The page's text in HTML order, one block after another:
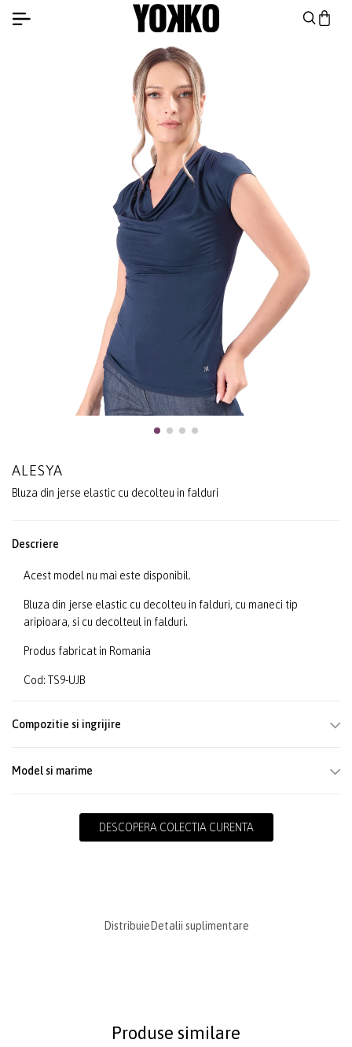
ALESYA
Bluza din jerse elastic cu decolteu in falduri
Descriere
Acest model nu mai este disponibil.
Bluza din jerse elastic cu decolteu in falduri, cu maneci tip
aripioara, si cu decolteul in falduri.
Produs fabricat in Romania
Cod: TS9-UJB
Compozitie si ingrijire
Model si marime
DESCOPERA COLECTIA CURENTA
Distribuie Detalii suplimentare
Produse similare